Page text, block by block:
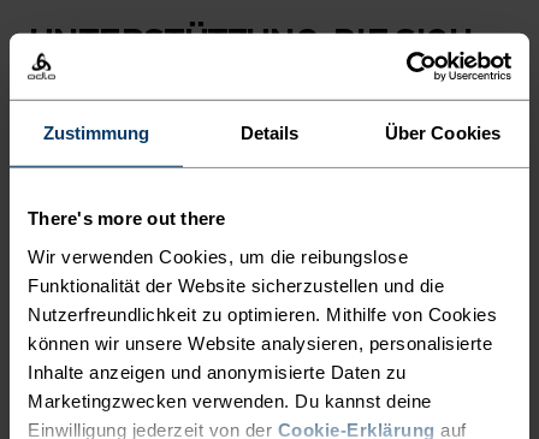
Zustimmung Details Über Cookies
There's more out there
Wir verwenden Cookies, um die reibungslose
Funktionalität der Website sicherzustellen und die
Nutzerfreundlichkeit zu optimieren. Mithilfe von Cookies
können wir unsere Website analysieren, personalisierte
Inhalte anzeigen und anonymisierte Daten zu
Marketingzwecken verwenden. Du kannst deine
Einwilligung jederzeit von der Cookie-Erklärung auf
UNTERSTÜTZUNG, DIE SICH
MIT DIR BEWEGT – BLEIB DEN
GANZEN TAG KÜHL, TROCKEN
UND SELBSTBEWUSST.
vorgeformter, gepolsterter Körbchen mit
femininem Style und verlässlicher Unterstützung
in die nächste Sportsaison starten. Die nahtlose
Verarbeitung sorgt für Flexibilität und die
perforierten Körbchen für Belüftung, sodass du